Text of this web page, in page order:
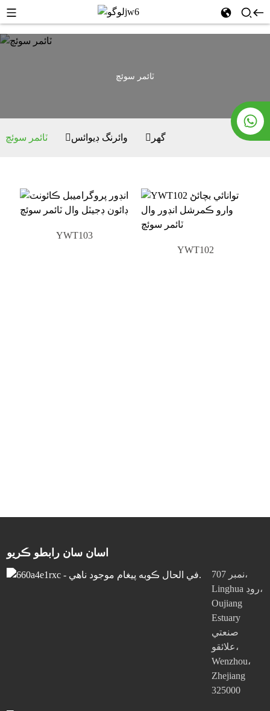
ٽائمر سوئچ
گھر وائرنگ ڊيوائس ٽائمر سوئچ
YWT103
YWT102
اسان سان رابطو ڪريو
نمبر 707،
Linghua روڊ،
Oujiang
Estuary
صنعتي
علائقو،
Wenzhou،
Zhejiang
325000